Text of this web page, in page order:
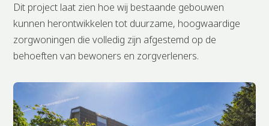
Dit project laat zien hoe wij bestaande gebouwen
kunnen herontwikkelen tot duurzame, hoogwaardige
zorgwoningen die volledig zijn afgestemd op de
behoeften van bewoners en zorgverleners.